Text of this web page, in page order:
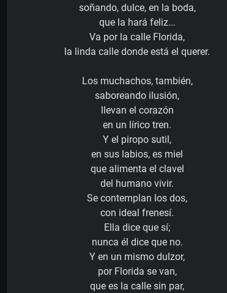
soñando, dulce, en la boda,
que la hará feliz...
Va por la calle Florida,
la linda calle donde está el querer.
Los muchachos, también,
saboreando ilusión,
llevan el corazón
en un lírico tren.
Y el piropo sutil,
en sus labios, es miel
que alimenta el clavel
del humano vivir.
Se contemplan los dos,
con ideal frenesí.
Ella dice que sí;
nunca él dice que no.
Y en un mismo dulzor,
por Florida se van,
que es la calle sin par,